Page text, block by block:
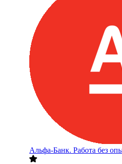
Альфа-Банк. Работа без